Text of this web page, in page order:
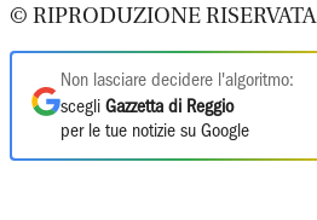
© RIPRODUZIONE RISERVATA
Non lasciare decidere l'algoritmo:
scegli Gazzetta di Reggio
per le tue notizie su Google